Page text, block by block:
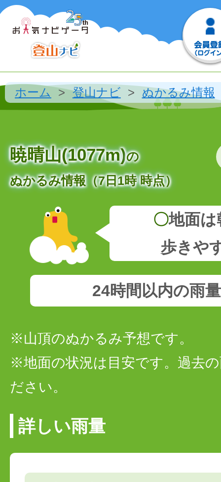
ホーム 登山ナビ ぬかるみ情報
暁晴山(1077m)の
ぬかるみ情報（7日1時 時点）
〇地面
歩きや
24時間以内の雨
※山頂のぬかるみ予想です。
※地面の状況は目安です。過去
ださい。
詳しい雨量